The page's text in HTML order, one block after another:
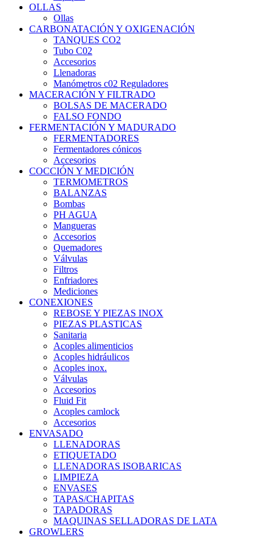
OLLAS
Ollas
CARBONATACIÓN Y OXIGENACIÓN
TANQUES CO2
Tubo C02
Accesorios
Llenadoras
Manómetros c02 Reguladores
MACERACIÓN Y FILTRADO
BOLSAS DE MACERADO
FALSO FONDO
FERMENTACIÓN Y MADURADO
FERMENTADORES
Fermentadores cónicos
Accesorios
COCCIÓN Y MEDICIÓN
TERMOMETROS
BALANZAS
Bombas
PH AGUA
Mangueras
Accesorios
Quemadores
Válvulas
Filtros
Enfriadores
Mediciones
CONEXIONES
REBOSE Y PIEZAS INOX
PIEZAS PLASTICAS
Sanitaria
Acoples alimenticios
Acoples hidráulicos
Acoples inox.
Válvulas
Accesorios
Fluid Fit
Acoples camlock
Accesorios
ENVASADO
LLENADORAS
ETIQUETADO
LLENADORAS ISOBARICAS
LIMPIEZA
ENVASES
TAPAS/CHAPITAS
TAPADORAS
MAQUINAS SELLADORAS DE LATA
GROWLERS